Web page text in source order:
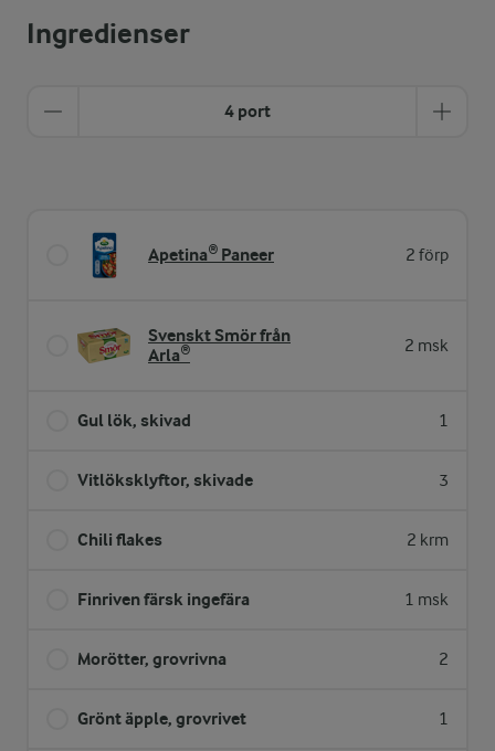
Ingredienser
4 port
Apetina® Paneer 2 förp
Svenskt Smör från
Arla®
2 msk
Gul lök, skivad 1
Vitlöksklyftor, skivade 3
Chili flakes 2 krm
Finriven färsk ingefära 1 msk
Morötter, grovrivna 2
Grönt äpple, grovrivet 1